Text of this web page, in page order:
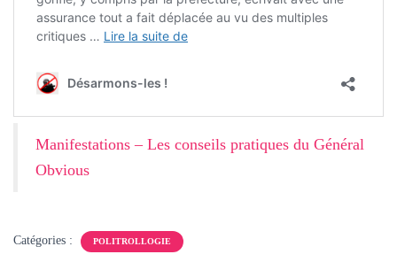
Manifestations – Les conseils pratiques du Général
Obvious
Catégories : POLITROLLOGIE